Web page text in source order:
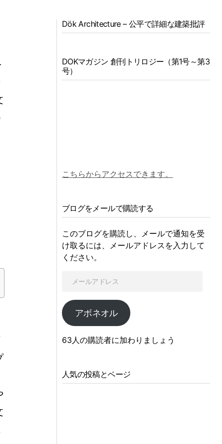
Dök Architecture – 公平で詳細な建築批評
DOKマガジン 創刊トリロジー（第1号～第3
号）
こちらからアクセスできます。
ブログをメールで購読する
このブログを購読し、メールで通知を受
け取るには、メールアドレスを入力して
ください。
アボネオル
63人の購読者に加わりましょう
人気の投稿とページ